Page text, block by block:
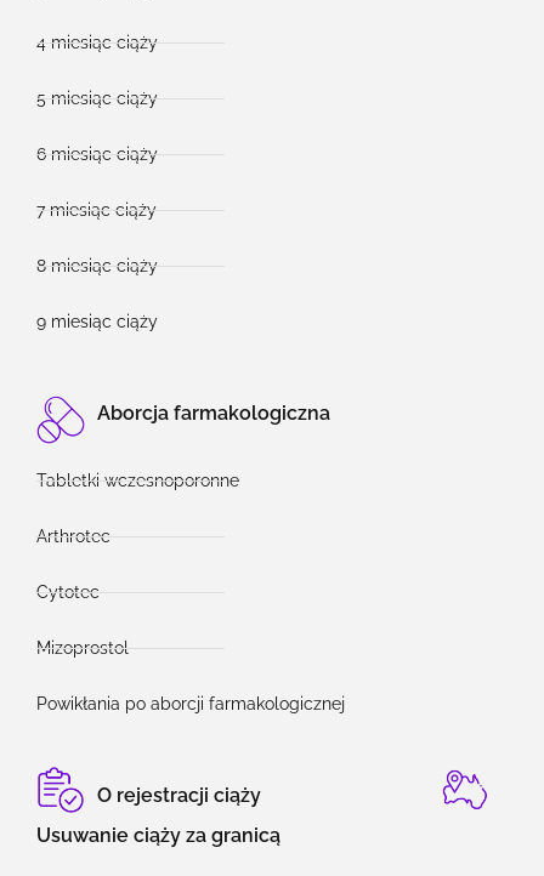
4 miesiąc ciąży
5 miesiąc ciąży
6 miesiąc ciąży
7 miesiąc ciąży
8 miesiąc ciąży
9 miesiąc ciąży
Aborcja farmakologiczna
Tabletki wczesnoporonne
Arthrotec
Cytotec
Mizoprostol
Powikłania po aborcji farmakologicznej
O rejestracji ciąży
Usuwanie ciąży za granicą